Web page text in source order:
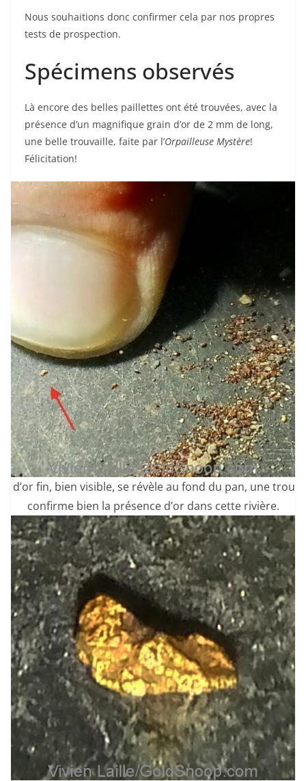
Nous souhaitions donc confirmer cela par nos propres
tests de prospection.
Spécimens observés
Là encore des belles paillettes ont été trouvées, avec la
présence d’un magnifique grain d’or de 2 mm de long,
une belle trouvaille, faite par l’Orpailleuse Mystère!
Félicitation!
d’or fin, bien visible, se révèle au fond du pan, une
confirme bien la présence d’or dans cette rivière.